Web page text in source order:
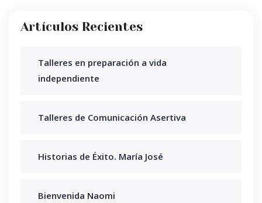
Artículos Recientes
Talleres en preparación a vida
independiente
Talleres de Comunicación Asertiva
Historias de Éxito. María José
Bienvenida Naomi